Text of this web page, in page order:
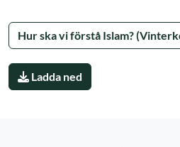
Hur ska vi förstå Islam?
Ladda ned